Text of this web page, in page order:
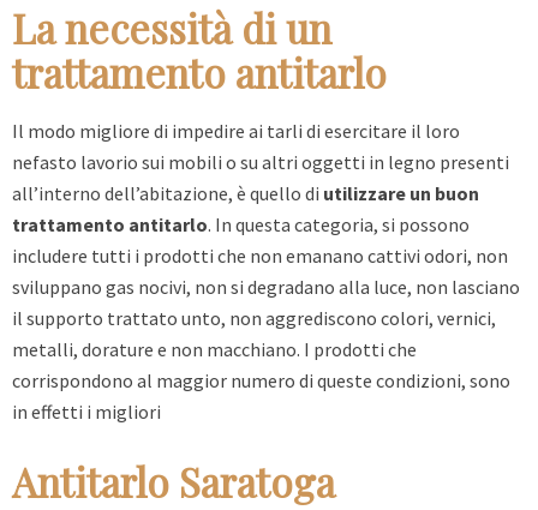
La necessità di un
trattamento antitarlo
Il modo migliore di impedire ai tarli di esercitare il loro
nefasto lavorio sui mobili o su altri oggetti in legno presenti
all’interno dell’abitazione, è quello di utilizzare un buon
trattamento antitarlo. In questa categoria, si possono
includere tutti i prodotti che non emanano cattivi odori, non
sviluppano gas nocivi, non si degradano alla luce, non lasciano
il supporto trattato unto, non aggrediscono colori, vernici,
metalli, dorature e non macchiano. I prodotti che
corrispondono al maggior numero di queste condizioni, sono
in effetti i migliori
Antitarlo Saratoga